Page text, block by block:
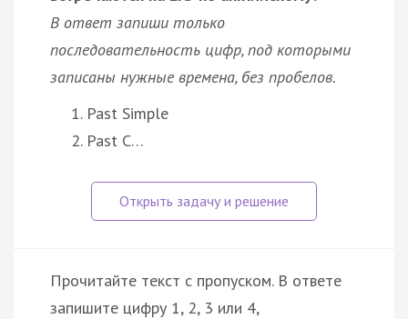
В ответ запиши только
последовательность цифр, под которыми
записаны нужные времена, без пробелов.
Past Simple
Past C…
Прочитайте текст с пропуском. В ответе
запишите цифру 1, 2, 3 или 4,